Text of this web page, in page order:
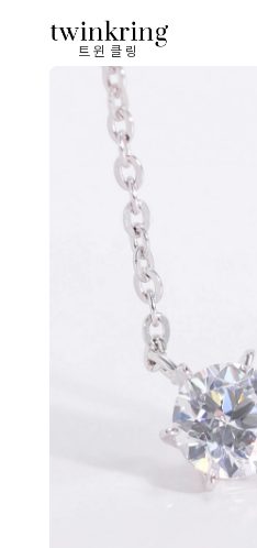
트윈클링
ALL 베스트 안쪽막음